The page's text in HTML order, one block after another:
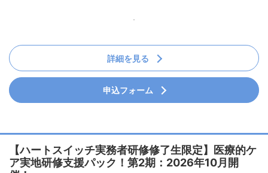
詳細を見る
申込フォーム
【ハートスイッチ実務者研修修了生限定】医療的ケ
ア実地研修支援パック！第2期：2026年10月開